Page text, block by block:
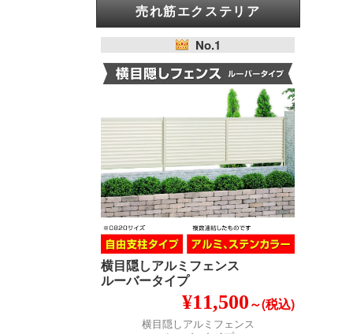
売れ筋エクステリア
No.1
横目隠しアルミフェンス
ルーバータイプ
¥11,500～(税込)
横目隠しアルミフェンス